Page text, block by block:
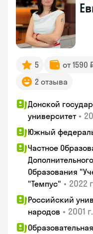
5 от 1590
2 отзыва
Донской
университет •
Южный
Частное
Образования
"Темпус" • 2022
Российский
народов • 2001 г.